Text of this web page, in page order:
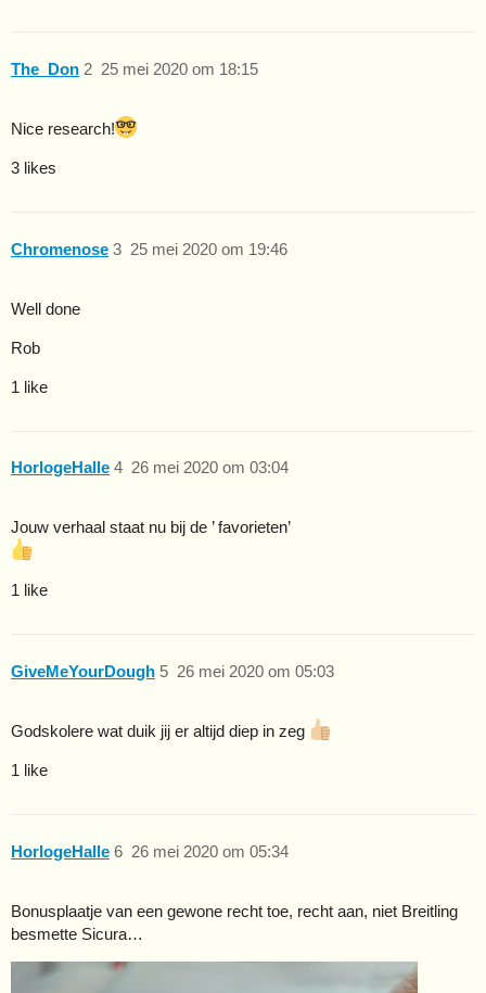
The_Don 25 mei 2020 om 18:15
2
Nice research!
3 likes
Chromenose 25 mei 2020 om 19:46
3
Well done
Rob
1 like
HorlogeHalle 26 mei 2020 om 03:04
4
Jouw verhaal staat nu bij de ’ favorieten’
1 like
GiveMeYourDough 26 mei 2020 om 05:03
5
Godskolere wat duik jij er altijd diep in zeg
1 like
HorlogeHalle 26 mei 2020 om 05:34
6
Bonusplaatje van een gewone recht toe, recht aan, niet Breitling
besmette Sicura…